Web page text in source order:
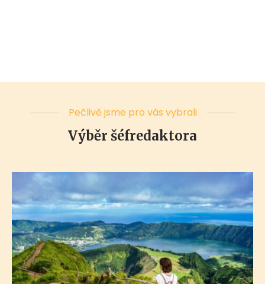
Pečlivě jsme pro vás vybrali
Výběr šéfredaktora